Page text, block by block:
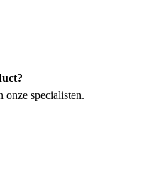
onze specialisten.